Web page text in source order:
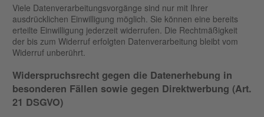
Viele Datenverarbeitungsvorgänge sind nur mit Ihrer
ausdrücklichen Einwilligung möglich. Sie können eine bereits
erteilte Einwilligung jederzeit widerrufen. Die Rechtmäßigkeit
der bis zum Widerruf erfolgten Datenverarbeitung bleibt vom
Widerruf unberührt.
Widerspruchsrecht gegen die Datenerhebung in
besonderen Fällen sowie gegen Direktwerbung (Art.
21 DSGVO)